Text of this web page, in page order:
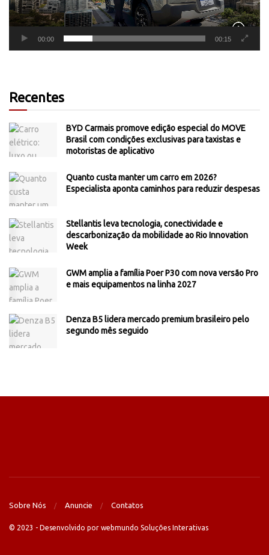
00:00 00:15
Recentes
BYD Carmais promove edição especial do MOVE
Brasil com condições exclusivas para taxistas e
motoristas de aplicativo
Quanto custa manter um carro em 2026?
Especialista aponta caminhos para reduzir despesas
Stellantis leva tecnologia, conectividade e
descarbonização da mobilidade ao Rio Innovation
Week
GWM amplia a família Poer P30 com nova versão Pro
e mais equipamentos na linha 2027
Denza B5 lidera mercado premium brasileiro pelo
segundo mês seguido
Sobre Nós Anuncie Contatos
© 2023 - Desenvolvido por webmundo Soluções Interativas